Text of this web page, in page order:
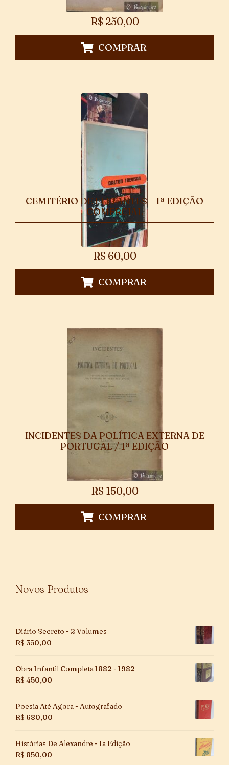
R$ 250,00
COMPRAR
CEMITÉRIO DE ELEFANTES – 1ª EDIÇÃO
COMERCIAL
R$ 60,00
COMPRAR
INCIDENTES DA POLÍTICA EXTERNA DE
PORTUGAL / 1ª EDIÇÃO
R$ 150,00
COMPRAR
Novos Produtos
Diário Secreto - 2 Volumes
R$ 350,00
Obra Infantil Completa 1882 - 1982
R$ 450,00
Poesia Até Agora - Autografado
R$ 680,00
Histórias De Alexandre - 1a Edição
R$ 850,00